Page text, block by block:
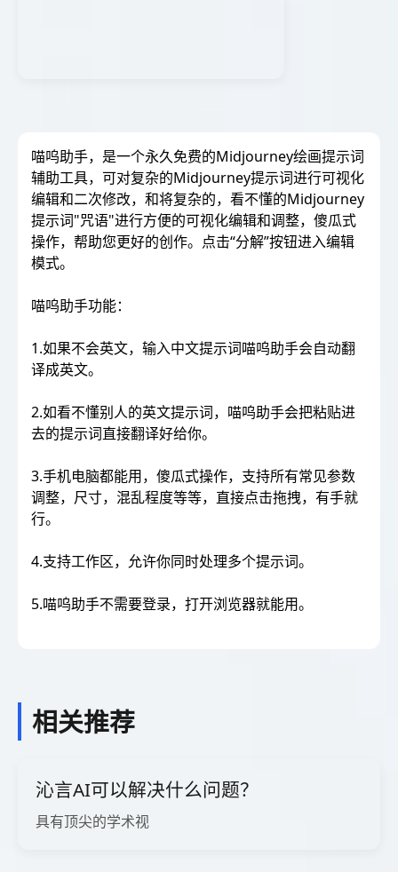
喵呜助手，是一个永久免费的Midjourney绘画提示词
辅助工具，可对复杂的Midjourney提示词进行可视化
编辑和二次修改，和将复杂的，看不懂的Midjourney
提示词"咒语"进行方便的可视化编辑和调整，傻瓜式
操作，帮助您更好的创作。点击“分解”按钮进入编辑
模式。
喵呜助手功能：
1.如果不会英文，输入中文提示词喵呜助手会自动翻
译成英文。
2.如看不懂别人的英文提示词，喵呜助手会把粘贴进
去的提示词直接翻译好给你。
3.手机电脑都能用，傻瓜式操作，支持所有常见参数
调整，尺寸，混乱程度等等，直接点击拖拽，有手就
行。
4.支持工作区，允许你同时处理多个提示词。
5.喵呜助手不需要登录，打开浏览器就能用。
相关推荐
沁言AI可以解决什么问题？
具有顶尖的学术视